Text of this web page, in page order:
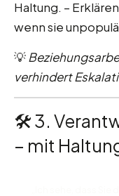
Haltung. –
wenn sie
💡
verhindert
🛠 3.
– mit